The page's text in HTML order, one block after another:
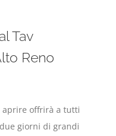
Tav
Reno
aprire offrirà a tutti
giorni di grandi